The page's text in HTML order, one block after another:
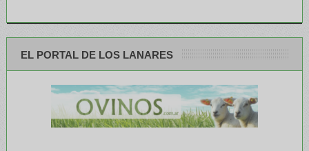
EL PORTAL DE LOS LANARES